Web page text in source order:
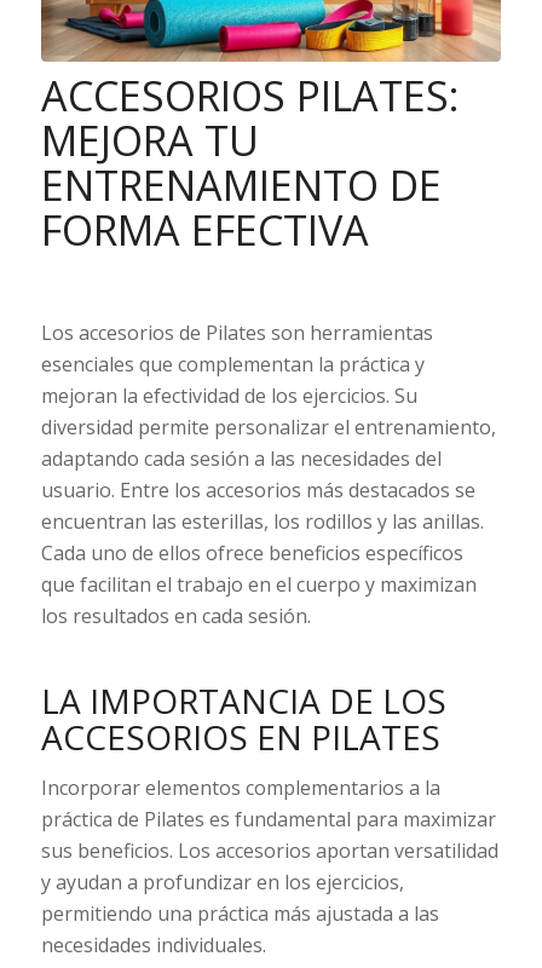
ACCESORIOS PILATES:
MEJORA TU
ENTRENAMIENTO DE
FORMA EFECTIVA
Los accesorios de Pilates son herramientas
esenciales que complementan la práctica y
mejoran la efectividad de los ejercicios. Su
diversidad permite personalizar el entrenamiento,
adaptando cada sesión a las necesidades del
usuario. Entre los accesorios más destacados se
encuentran las esterillas, los rodillos y las anillas.
Cada uno de ellos ofrece beneficios específicos
que facilitan el trabajo en el cuerpo y maximizan
los resultados en cada sesión.
LA IMPORTANCIA DE LOS
ACCESORIOS EN PILATES
Incorporar elementos complementarios a la
práctica de Pilates es fundamental para maximizar
sus beneficios. Los accesorios aportan versatilidad
y ayudan a profundizar en los ejercicios,
permitiendo una práctica más ajustada a las
necesidades individuales.